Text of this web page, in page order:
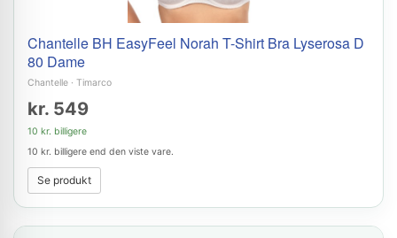
Chantelle BH EasyFeel Norah T-Shirt Bra Lyserosa D
80 Dame
Chantelle · Timarco
kr. 549
10 kr. billigere
10 kr. billigere end den viste vare.
Se produkt